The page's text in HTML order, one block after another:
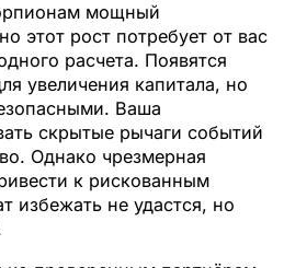
мощный
этот рост потребует от вас
расчета. Появятся
увеличения капитала, но
Ваша
скрытые рычаги событий
Однако чрезмерная
к рискованным
избежать не удастся, но